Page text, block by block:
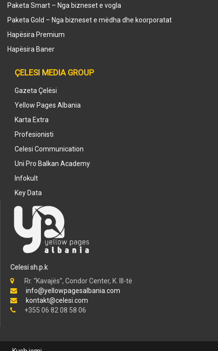
Paketa Smart – Nga bizneset e vogla
Paketa Gold – Nga bizneset e mëdha dhe koorporatat
Hapësira Premium
Hapësira Baner
ÇELESI MEDIA GROUP
Gazeta Çelësi
Yellow Pages Albania
Karta Extra
Profesionisti
Celesi Communication
Uni Pro Balkan Academy
Infokult
Key Data
Celesi sh.p.k
Rr. “Kavajës”, Condor Center, K. III-të
info@yellowpagesalbania.com
kontakt@celesi.com
+355 06 82 08 58 06